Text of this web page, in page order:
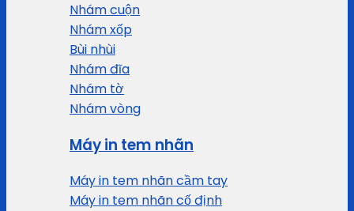
Nhám cuộn
Nhám xốp
Bùi nhùi
Nhám đĩa
Nhám tờ
Nhám vòng
Máy in tem nhãn
Máy in tem nhãn cầm tay
Máy in tem nhãn cố định